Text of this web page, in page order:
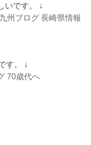
いです。 ↓
す。 ↓